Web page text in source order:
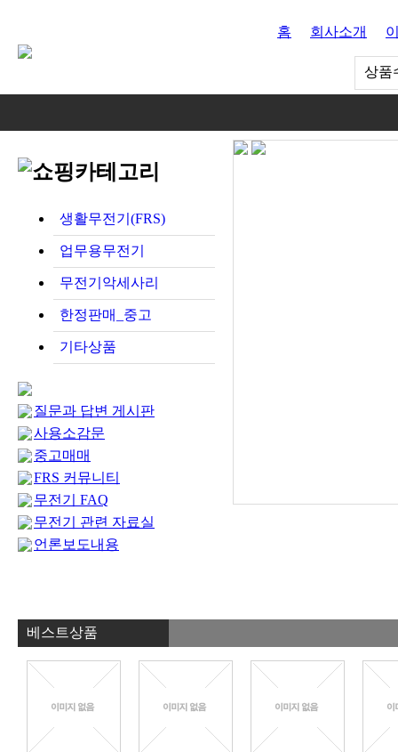
홈 회사소개
상품
생활무전기(FRS)
업무용무전기
무전기악세사리
한정판매_중고
기타상품
질문과 답변 게시판
사용소감문
중고매매
FRS 커뮤니티
무전기 FAQ
무전기 관련 자료실
언론보도내용
베스트상품